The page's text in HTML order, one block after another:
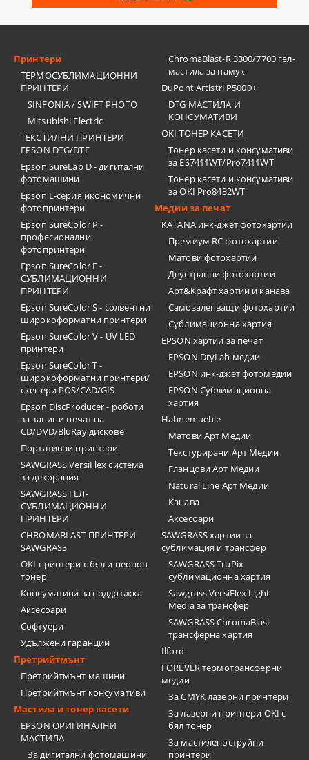
Принтери
ТЕРМОСУБЛИМАЦИОННИ
ПРИНТЕРИ
SINFONIA / SWIFT PHOTO
Mitsubishi Electric
ТЕКСТИЛНИ ПРИНТЕРИ
EPSON DTG/DTF
Epson SureLab D - дигитални
фотомашини
Epson L-серия икономични
фотопринтери
Epson SureColor P -
професионални
фотопринтери
Epson SureColor F -
СУБЛИМАЦИОННИ
ПРИНТЕРИ
Epson SureColor S - солвентни
широкоформатни принтери
Epson SureColor V - UV LED
принтери
Epson SureColor T -
широкоформатни принтери/
скенери POS/CAD/GIS
Epson DiscProducer - роботи
за запис и печат на
CD/DVD/BluRay дискове
Портативни принтери
SAWGRASS VersiFlex система
за декорация
SAWGRASS ГЕЛ-
СУБЛИМАЦИОННИ
ПРИНТЕРИ
CHROMABLAST ПРИНТЕРИ
SAWGRASS
OKI принтери с бял и неонов
тонер
Консумативи за поддръжка
Аксесоари
Софтуери
Удължени гаранции
Претрийтмънт
Претрийтмънт машини
Претрийтмънт консумативи
Мастила и тонер касети
EPSON ОРИГИНАЛНИ
МАСТИЛА
За дигитални фотомашини
ChromaBlast-R 3300/7700 гел-
мастила за памук
DuPont Artistri P5000+
DTG МАСТИЛА И
КОНСУМАТИВИ
OKI ТОНЕР КАСЕТИ
Тонер касети и консумативи
за ES7411WT/Pro7411WT
Тонер касети и консумативи
за OKI Pro8432WT
Медии за печат
KATANA инк-джет фотохартии
Премиум RC фотохартии
Матови фотохартии
Двустранни фотохартии
Арт&Крафт хартии и канава
Самозалепващи фотохартии
Сублимационна хартия
EPSON хартии за печат
EPSON DryLab медии
EPSON инк-джет фотомедии
EPSON Сублимационна
хартия
Hahnemuehle
Матови Арт Медии
Текстурирани Арт Медии
Гланцови Арт Медии
Natural Line Арт Медии
Канава
Аксесоари
SAWGRASS хартии за
сублимация и трансфер
SAWGRASS TruPix
сублимационна хартия
Sawgrass VersiFlex Light
Media за трансфер
SAWGRASS ChromaBlast
трансферна хартия
Ilford
FOREVER термотрансферни
медии
За CMYK лазерни принтери
За лазерни принтери OKI с
бял тонер
За мастиленоструйни
принтери